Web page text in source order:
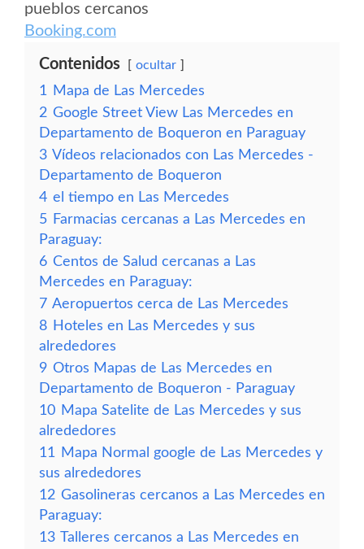
pueblos cercanos
Booking.com
Contenidos ocultar
1
Mapa de Las Mercedes
2 Google Street View Las Mercedes en
Departamento de Boqueron en Paraguay
3 Vídeos relacionados con Las Mercedes -
Departamento de Boqueron
4 el tiempo en Las Mercedes
5 Farmacias cercanas a Las Mercedes en
Paraguay:
6 Centos de Salud cercanas a Las
Mercedes en Paraguay:
7 Aeropuertos cerca de Las Mercedes
8 Hoteles en Las Mercedes y sus
alrededores
9 Otros Mapas de Las Mercedes en
Departamento de Boqueron - Paraguay
10 Mapa Satelite de Las Mercedes y sus
alrededores
11
Mapa Normal google de Las Mercedes y
sus alrededores
12 Gasolineras cercanos a Las Mercedes en
Paraguay:
13 Talleres cercanos a Las Mercedes en